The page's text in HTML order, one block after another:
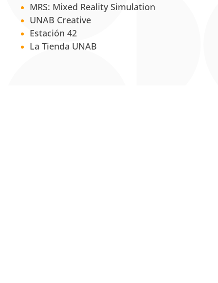
MRS: Mixed Reality Simulation
UNAB Creative
Estación 42
La Tienda UNAB